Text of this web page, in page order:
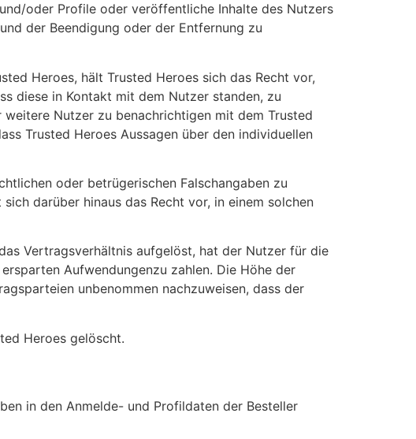
oder Profile oder veröffentliche Inhalte des Nutzers
der Beendigung oder der Entfernung zu
Heroes, hält Trusted Heroes sich das Recht vor,
diese in Kontakt mit dem Nutzer standen, zu
weitere Nutzer zu benachrichtigen mit dem Trusted
Trusted Heroes Aussagen über den individuellen
oder betrügerischen Falschangaben zu
darüber hinaus das Recht vor, in einem solchen
Vertragsverhältnis aufgelöst, hat der Nutzer für die
Aufwendungenzu zahlen. Die Höhe der
unbenommen nachzuweisen, dass der
Heroes gelöscht.
in den Anmelde- und Profildaten der Besteller